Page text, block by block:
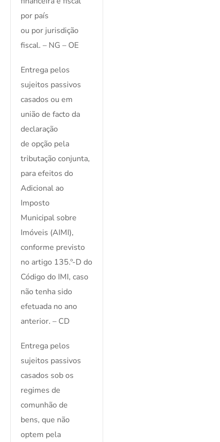
por país
ou por jurisdição
fiscal. – NG – OE
Entrega pelos
sujeitos passivos
casados ou em
união de facto da
declaração
de opção pela
tributação conjunta,
para efeitos do
Adicional ao
Imposto
Municipal sobre
Imóveis (AIMI),
conforme previsto
no artigo 135.º-D do
Código do IMI, caso
não tenha sido
efetuada no ano
anterior. – CD
Entrega pelos
sujeitos passivos
casados sob os
regimes de
comunhão de
bens, que não
optem pela